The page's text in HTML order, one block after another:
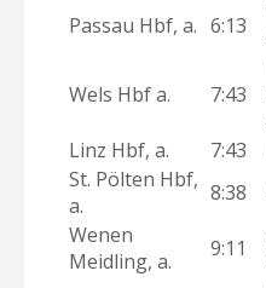
Passau Hbf, a. 6:13
Wels Hbf a. 7:43
Linz Hbf, a. 7:43
St. Pölten Hbf,
a.
8:38
Wenen
Meidling, a.
9:11